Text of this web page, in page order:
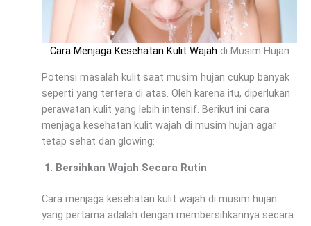
Cara Menjaga Kesehatan Kulit Wajah di Musim Hujan
Potensi masalah kulit saat musim hujan cukup banyak
seperti yang tertera di atas. Oleh karena itu, diperlukan
perawatan kulit yang lebih intensif. Berikut ini cara
menjaga kesehatan kulit wajah di musim hujan agar
tetap sehat dan glowing:
Bersihkan Wajah Secara Rutin
Cara menjaga kesehatan kulit wajah di musim hujan
yang pertama adalah dengan membersihkannya secara